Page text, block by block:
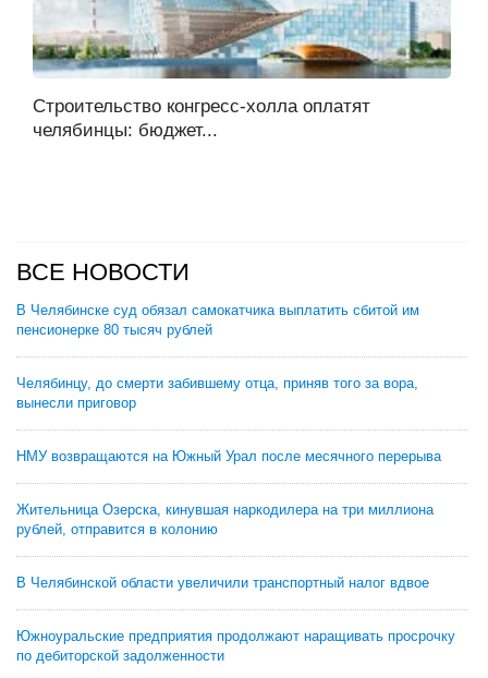
Строительство конгресс-холла оплатят
челябинцы: бюджет...
ВСЕ НОВОСТИ
В Челябинске суд обязал самокатчика выплатить сбитой им
пенсионерке 80 тысяч рублей
Челябинцу, до смерти забившему отца, приняв того за вора,
вынесли приговор
НМУ возвращаются на Южный Урал после месячного перерыва
Жительница Озерска, кинувшая наркодилера на три миллиона
рублей, отправится в колонию
В Челябинской области увеличили транспортный налог вдвое
Южноуральские предприятия продолжают наращивать просрочку
по дебиторской задолженности